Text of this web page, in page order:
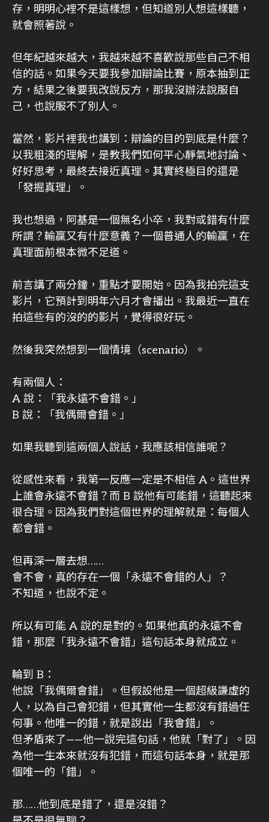
存，明明心裡不是這樣想，但知道別人想這樣聽，
就會照著說。
但年紀越來越大，我越來越不喜歡說那些自己不相
信的話。如果今天要我參加辯論比賽，原本抽到正
方，結果之後要我改說反方，那我沒辦法說服自
己，也說服不了別人。
當然，影片裡我也講到：辯論的目的到底是什麼？
以我粗淺的理解，是教我們如何平心靜氣地討論、
好好思考，最終去接近真理。其實終極目的還是
「發掘真理」。
我也想過，阿基是一個無名小卒，我對或錯有什麼
所謂？輸贏又有什麼意義？一個普通人的輸贏，在
真理面前根本微不足道。
前言講了兩分鐘，重點才要開始。因為我拍完這支
影片，它預計到明年六月才會播出。我最近一直在
拍這些有的沒的的影片，覺得很好玩。
然後我突然想到一個情境（scenario）。
有兩個人：
A 說：「我永遠不會錯。」
B 說：「我偶爾會錯。」
如果我聽到這兩個人說話，我應該相信誰呢？
從感性來看，我第一反應一定是不相信 A。這世界
上誰會永遠不會錯？而 B 說他有可能錯，這聽起來
很合理。因為我們對這個世界的理解就是：每個人
都會錯。
但再深一層去想……
會不會，真的存在一個「永遠不會錯的人」？
不知道，也說不定。
所以有可能 A 說的是對的。如果他真的永遠不會
錯，那麼「我永遠不會錯」這句話本身就成立。
輪到 B：
他說「我偶爾會錯」。但假設他是一個超級謙虛的
人，以為自己會犯錯，但其實他一生都沒有錯過任
何事。他唯一的錯，就是說出「我會錯」。
但矛盾來了——他一說完這句話，他就「對了」。因
為他一生本來就沒有犯錯，而這句話本身，就是那
個唯一的「錯」。
那……他到底是錯了，還是沒錯？